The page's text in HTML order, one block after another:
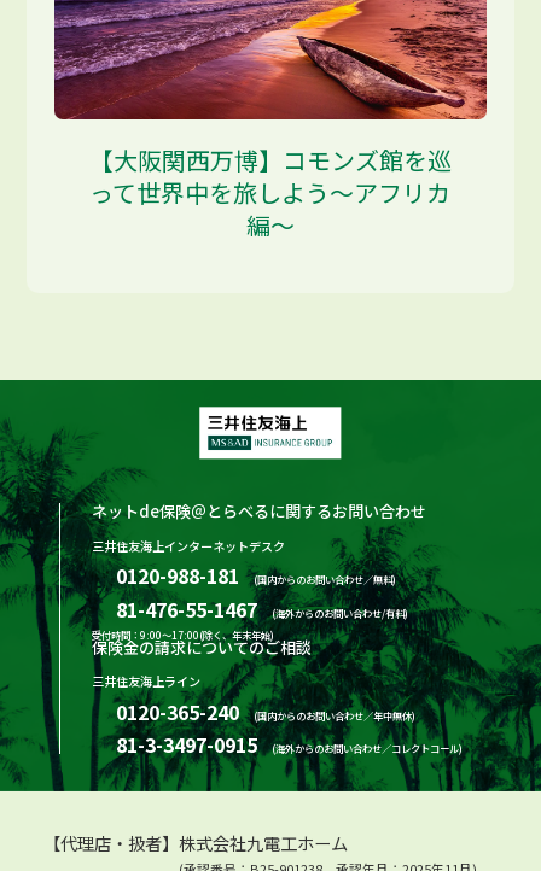
【大阪関西万博】コモンズ館を巡
って世界中を旅しよう～アフリカ
編～
ネットde保険＠とらべるに関するお問い合わせ
三井住友海上インターネットデスク
0120-988-181 (国内からのお問い合わせ／無料)
81-476-55-1467
(海外からのお問い合わせ/有料)
受付時間：9:00～17:00(除く、年末年始)
保険金の請求についてのご相談
三井住友海上ライン
0120-365-240 (国内からのお問い合わせ／年中無休)
81-3-3497-0915 (海外からのお問い合わせ／コレクトコール)
【代理店・扱者】株式会社九電工ホーム